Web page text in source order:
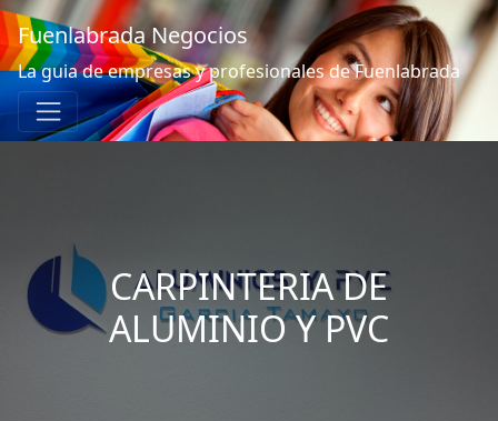
Fuenlabrada Negocios
La guia de empresas y profesionales de Fuenlabrada
CARPINTERIA DE
ALUMINIO Y PVC